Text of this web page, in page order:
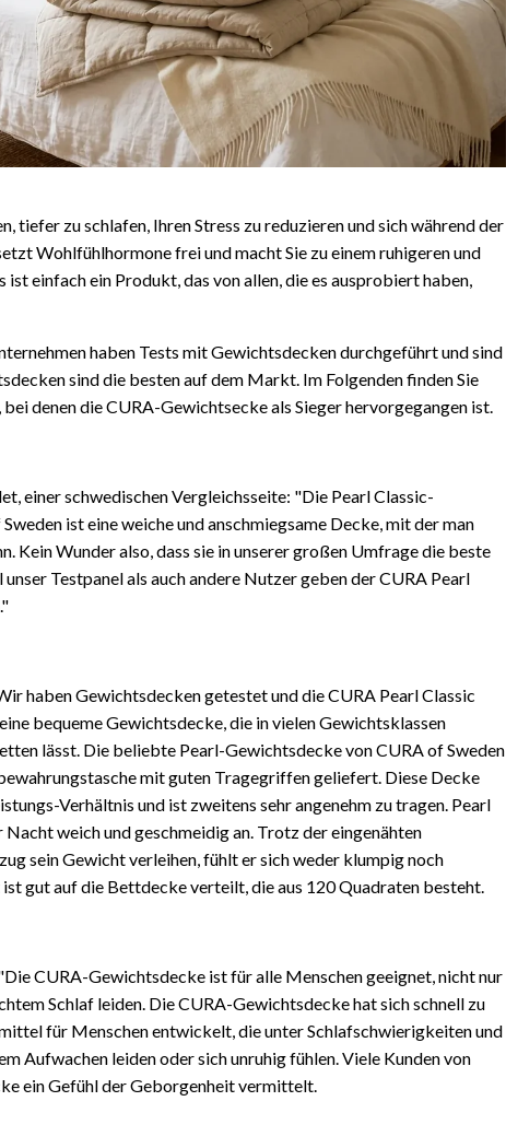
tiefer zu schlafen, Ihren Stress zu reduzieren und sich während der
Wohlfühlhormone frei und macht Sie zu einem ruhigeren und
ist einfach ein Produkt, das von allen, die es ausprobiert haben,
haben Tests mit Gewichtsdecken durchgeführt und sind
sind die besten auf dem Markt. Im Folgenden finden Sie
denen die CURA-Gewichtsecke als Sieger hervorgegangen ist.
einer schwedischen Vergleichsseite: "Die Pearl Classic-
ist eine weiche und anschmiegsame Decke, mit der man
Kein Wunder also, dass sie in unserer großen Umfrage die beste
Testpanel als auch andere Nutzer geben der CURA Pearl
haben Gewichtsdecken getestet und die CURA Pearl Classic
bequeme Gewichtsdecke, die in vielen Gewichtsklassen
lässt. Die beliebte Pearl-Gewichtsdecke von CURA of Sweden
mit guten Tragegriffen geliefert. Diese Decke
Verhältnis und ist zweitens sehr angenehm zu tragen. Pearl
weich und geschmeidig an. Trotz der eingenähten
sein Gewicht verleihen, fühlt er sich weder klumpig noch
ist gut auf die Bettdecke verteilt, die aus 120 Quadraten besteht.
CURA-Gewichtsdecke ist für alle Menschen geeignet, nicht nur
Schlaf leiden. Die CURA-Gewichtsdecke hat sich schnell zu
für Menschen entwickelt, die unter Schlafschwierigkeiten und
Aufwachen leiden oder sich unruhig fühlen. Viele Kunden von
ein Gefühl der Geborgenheit vermittelt.